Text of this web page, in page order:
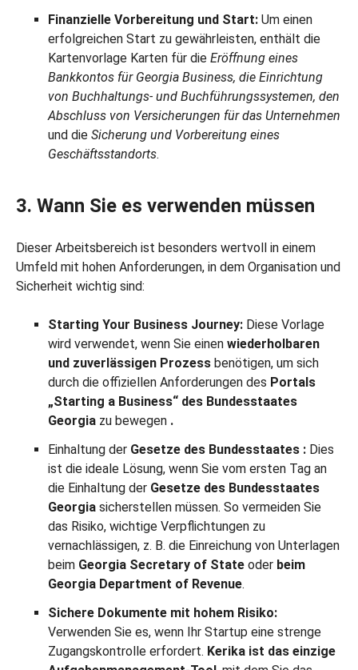
Finanzielle Vorbereitung und Start: Um einen
erfolgreichen Start zu gewährleisten, enthält die
Kartenvorlage Karten für die Eröffnung eines
Bankkontos für Georgia Business, die Einrichtung
von Buchhaltungs- und Buchführungssystemen, den
Abschluss von Versicherungen für das Unternehmen
und die Sicherung und Vorbereitung eines
Geschäftsstandorts.
3. Wann Sie es verwenden müssen
Dieser Arbeitsbereich ist besonders wertvoll in einem
Umfeld mit hohen Anforderungen, in dem Organisation und
Sicherheit wichtig sind:
Starting Your Business Journey: Diese Vorlage
wird verwendet, wenn Sie einen wiederholbaren
und zuverlässigen Prozess benötigen, um sich
durch die offiziellen Anforderungen des Portals
„Starting a Business“ des Bundesstaates
Georgia zu bewegen .
Einhaltung der Gesetze des Bundesstaates : Dies
ist die ideale Lösung, wenn Sie vom ersten Tag an
die Einhaltung der Gesetze des Bundesstaates
Georgia sicherstellen müssen. So vermeiden Sie
das Risiko, wichtige Verpflichtungen zu
vernachlässigen, z. B. die Einreichung von Unterlagen
beim Georgia Secretary of State oder beim
Georgia Department of Revenue.
Sichere Dokumente mit hohem Risiko:
Verwenden Sie es, wenn Ihr Startup eine strenge
Zugangskontrolle erfordert. Kerika ist das einzige